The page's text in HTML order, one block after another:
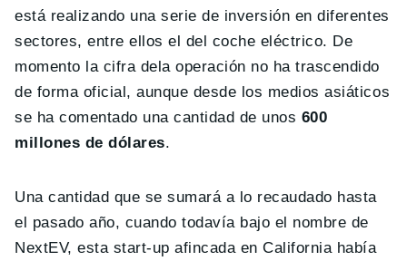
está realizando una serie de inversión en diferentes
sectores, entre ellos el del coche eléctrico. De
momento la cifra dela operación no ha trascendido
de forma oficial, aunque desde los medios asiáticos
se ha comentado una cantidad de unos 600
millones de dólares.
Una cantidad que se sumará a lo recaudado hasta
el pasado año, cuando todavía bajo el nombre de
NextEV, esta start-up afincada en California había